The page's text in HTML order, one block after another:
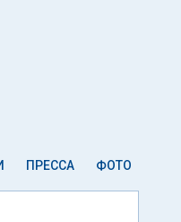
ПРЕССА ФОТО